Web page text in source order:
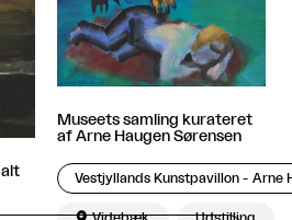
alt
Museets samling kurateret
af Arne Haugen Sørensen
Vestjyllands Kunstpavillon - Arne